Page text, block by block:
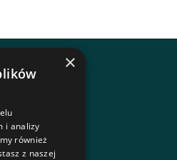
×
i analizy
również
z naszej